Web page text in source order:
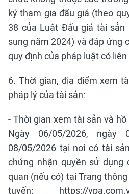
ký tham gia đấu giá (theo
38 của Luật Đấu giá tài sản
sung năm 2024) và đáp ứng
quy định của pháp luật có
6. Thời gian, địa điểm xem
pháp lý của tài sản:
- Thời gian xem tài sản và
Ngày 06/05/2026, ngày
08/05/2026 tại nơi có tài
chứng nhận quyền sử dụng
quan (nếu có) tại Trang
tuyến: https://